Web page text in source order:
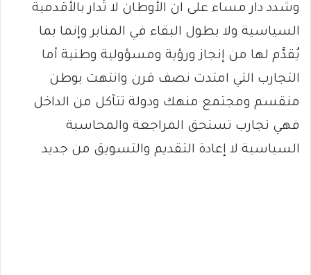
وشدد دار مساء على ان الأوطان لا تُدار بالأقدمية
السياسية ولا بطول البقاء في المنابر وإنما بما
يُقدَّم لها من إنجاز ورؤية ومسؤولية وطنية أما
التجارب التي امتدت نصف قرن وانتهت بوطن
منقسم ومجتمع منهك ودولة تتآكل من الداخل
فهي تجارب تستحق المراجعة والمحاسبة
السياسية لا إعادة التقديم والتسويق من جديد